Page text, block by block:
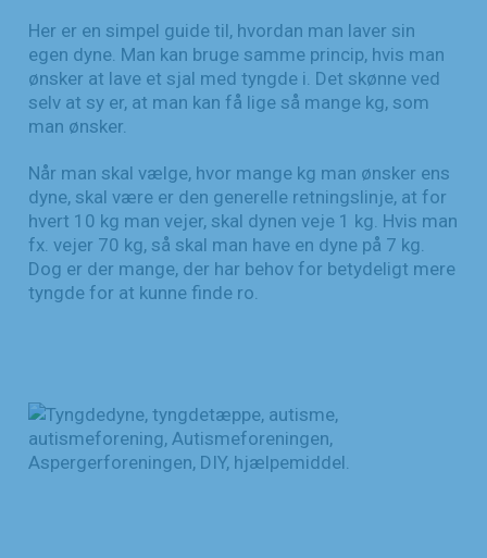
Her er en simpel guide til, hvordan man laver sin
egen dyne. Man kan bruge samme princip, hvis man
ønsker at lave et sjal med tyngde i. Det skønne ved
selv at sy er, at man kan få lige så mange kg, som
man ønsker.
Når man skal vælge, hvor mange kg man ønsker ens
dyne, skal være er den generelle retningslinje, at for
hvert 10 kg man vejer, skal dynen veje 1 kg. Hvis man
fx. vejer 70 kg, så skal man have en dyne på 7 kg.
Dog er der mange, der har behov for betydeligt mere
tyngde for at kunne finde ro.